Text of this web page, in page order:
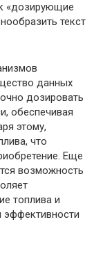
«дозирующие
текст
данных
дозировать
обеспечивая
этому,
что
Еще
возможность
топлива и